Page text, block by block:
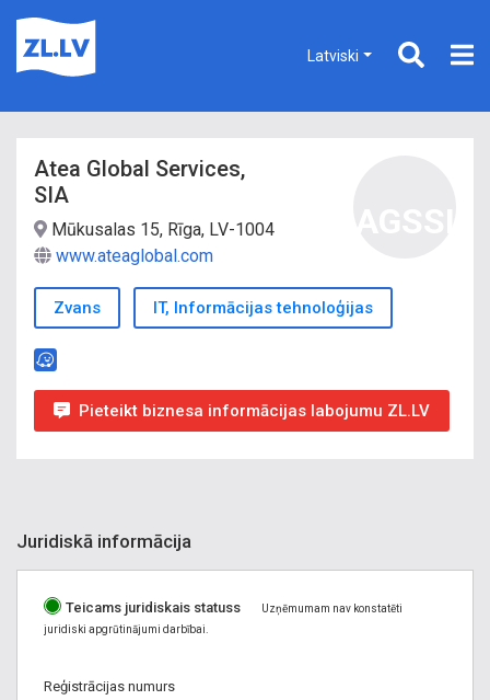
Latviski
Atea Global Services,
SIA
Mūkusalas 15, Rīga, LV-1004
www.ateaglobal.com
Zvans IT, Informācijas tehnoloģijas
Pieteikt biznesa informācijas labojumu ZL.LV
Juridiskā informācija
Teicams juridiskais statuss
Uzņēmumam nav konstatēti
juridiski apgrūtinājumi darbībai.
Reģistrācijas numurs